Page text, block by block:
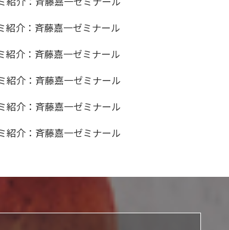
紹介：斉藤嘉一ゼミナール
紹介：斉藤嘉一ゼミナール
紹介：斉藤嘉一ゼミナール
紹介：斉藤嘉一ゼミナール
紹介：斉藤嘉一ゼミナール